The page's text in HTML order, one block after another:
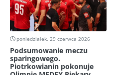
poniedziałek, 29 czerwca 2026
Podsumowanie meczu
sparingowego.
Piotrkowianin pokonuje